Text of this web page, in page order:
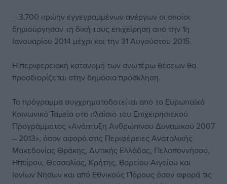
– 3.700 πρώην εγγεγραμμένων ανέργων οι οποίοι
δημιούργησαν τη δική τους επιχείρηση από την 1η
Ιανουαρίου 2014 μέχρι και την 31 Αυγούστου 2015.
Η περιφερειακή κατανομή των ανωτέρω θέσεων θα
προσδιορίζεται στην δημόσια πρόσκληση.
Το πρόγραμμα συγχρηματοδοτείται από το Ευρωπαϊκό
Κοινωνικό Ταμείο στο πλαίσιο του Επιχειρησιακού
Προγράμματος «Ανάπτυξη Ανθρώπινου Δυναμικού 2007
– 2013», όσον αφορά στις Περιφέρειες Ανατολικής
Μακεδονίας Θράκης, Δυτικής Ελλάδας, Πελοποννήσου,
Ηπείρου, Θεσσαλίας, Κρήτης, Βορείου Αιγαίου και
Ιονίων Νήσων και από Εθνικούς Πόρους όσον αφορά τις